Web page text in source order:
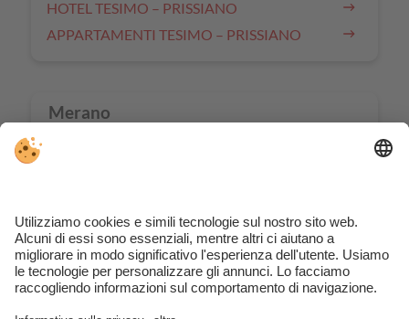
HOTEL TESIMO – PRISSIANO
APPARTAMENTI TESIMO – PRISSIANO
Merano